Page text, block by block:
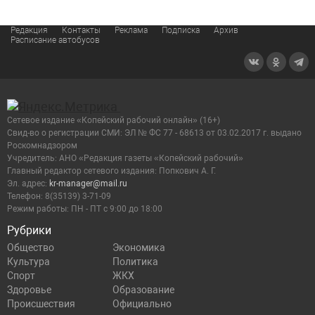
Редакция Контакты Реклама Подписка
Архив
Расписание автобусов
Рубрики
Общество
Экономика
Культура
Политика
Спорт
ЖКХ
Здоровье
Образование
Происшествия
Официально
Сетевое издание «Копейский рабочий онлайн» (16+)
Cвид-во о регистрации СМИ: ЭЛ № ФС 77 - 68613 от 03.02.2017 г. выдано
Роскомнадзором
Учредитель: АНО «Редакция газеты «Копейский рабочий»
Главный редактор сетевого издания: Попкович А. Г.
Эл. адрес: kr-manager@mail.ru
Телефон: 8(35139) 3-71-09
Режим работы: ПН - ПТ с 9:00 до 18:00